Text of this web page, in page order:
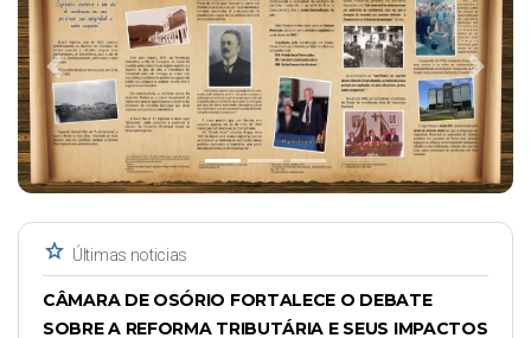
Previous Next
star Últimas noticias